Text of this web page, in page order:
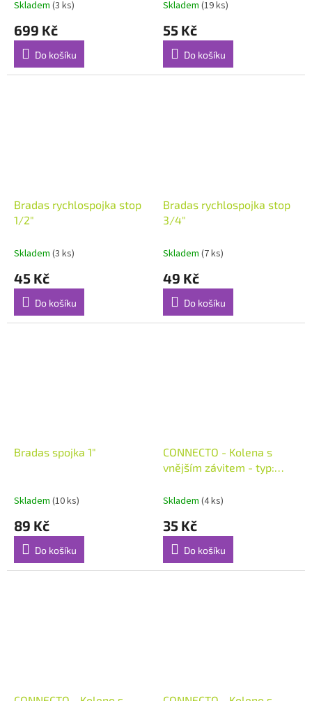
Skladem (3 ks)
699 Kč
Do košíku
Skladem (19 ks)
55 Kč
Do košíku
Bradas rychlospojka stop
1/2"
Skladem (3 ks)
45 Kč
Do košíku
Bradas rychlospojka stop
3/4"
Skladem (7 ks)
49 Kč
Do košíku
Bradas spojka 1"
Skladem (10 ks)
89 Kč
Do košíku
CONNECTO - Kolena s
vnějším závitem - typ:
Skladem (4 ks)
35 Kč
Do košíku